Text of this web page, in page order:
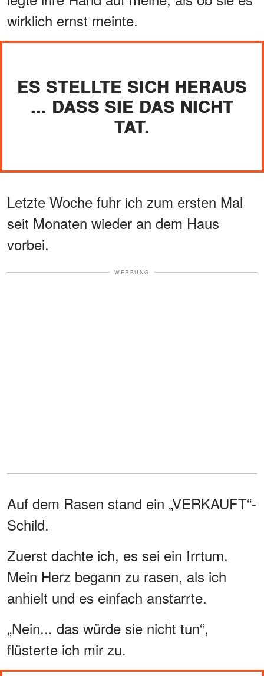
wirklich ernst meinte.
ES STELLTE SICH HERAUS
... DASS SIE DAS NICHT
TAT.
Letzte Woche fuhr ich zum ersten Mal
seit Monaten wieder an dem Haus
vorbei.
WERBUNG
Auf dem Rasen stand ein „VERKAUFT“-
Schild.
Zuerst dachte ich, es sei ein Irrtum.
Mein Herz begann zu rasen, als ich
anhielt und es einfach anstarrte.
„Nein... das würde sie nicht tun“,
flüsterte ich mir zu.